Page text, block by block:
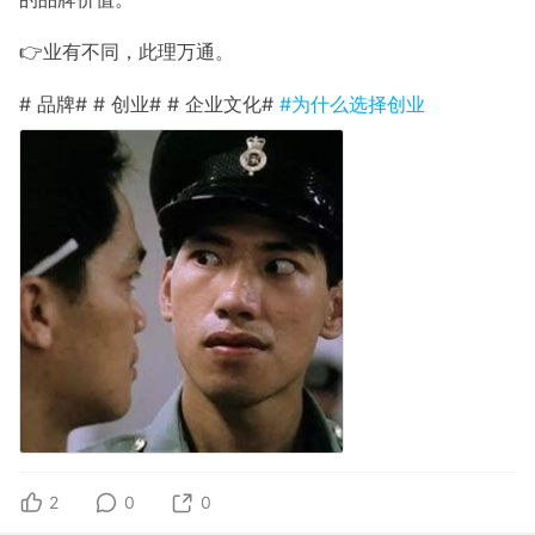
👉业有不同，此理万通。
# 品牌# # 创业# # 企业文化# #为什么选择创业
2 0 0